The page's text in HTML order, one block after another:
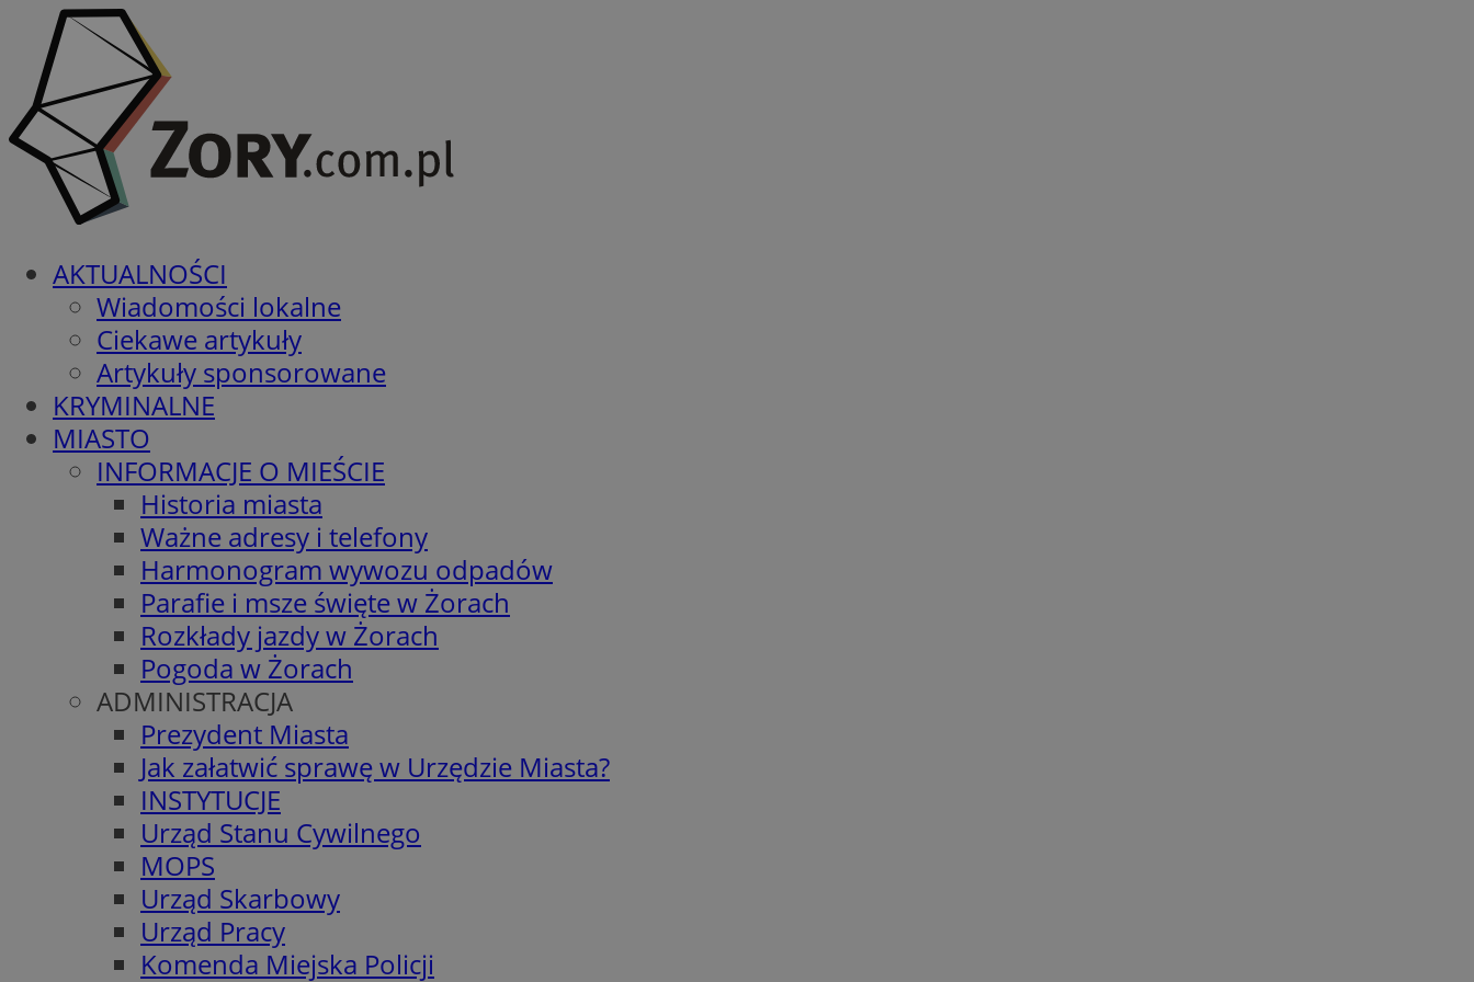
AKTUALNOŚCI
Wiadomości lokalne
Ciekawe artykuły
Artykuły sponsorowane
KRYMINALNE
MIASTO
INFORMACJE O MIEŚCIE
Historia miasta
Ważne adresy i telefony
Harmonogram wywozu odpadów
Parafie i msze święte w Żorach
Rozkłady jazdy w Żorach
Pogoda w Żorach
ADMINISTRACJA
Prezydent Miasta
Jak załatwić sprawę w Urzędzie Miasta?
INSTYTUCJE
Urząd Stanu Cywilnego
MOPS
Urząd Skarbowy
Urząd Pracy
Komenda Miejska Policji